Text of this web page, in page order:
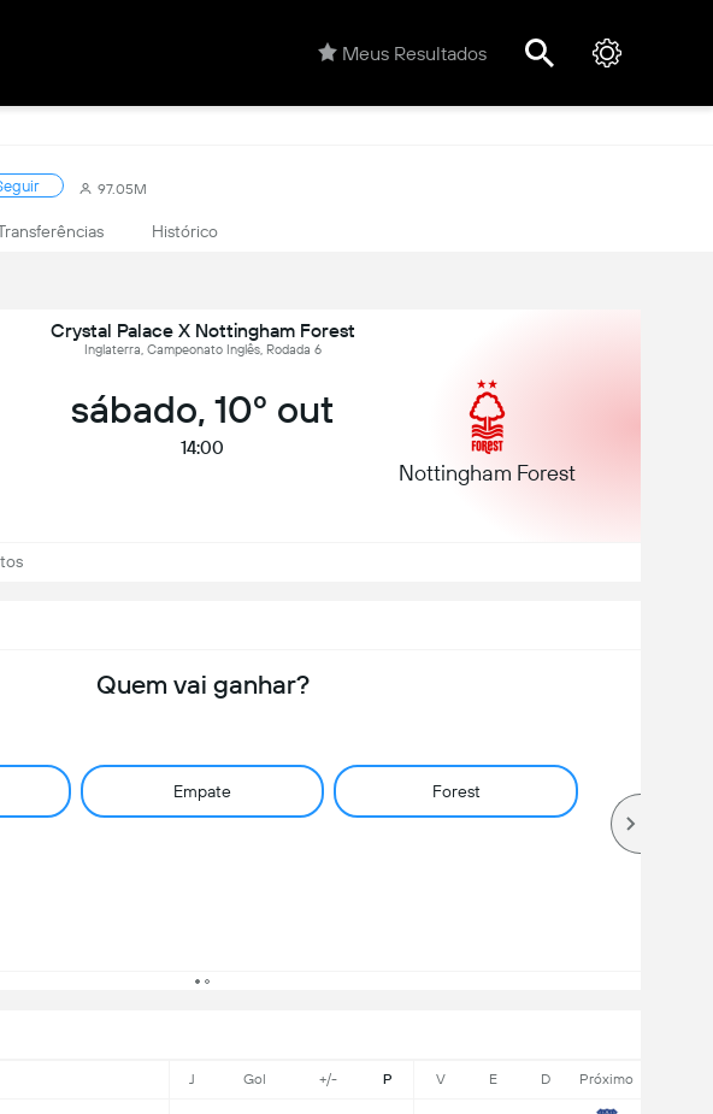
Meus Resultados
97.05M
Histórico
Crystal Palace X Nottingham Forest
Inglaterra, Campeonato Inglês, Rodada 6
sábado, 10º out
14:00
Nottingham Forest
Quem vai ganhar?
Empate Forest
J Gol +/- P V E D Próximo